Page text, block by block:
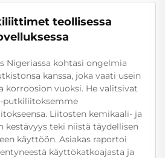
teollisessa
Nigeriassa kohtasi ongelmia
kanssa, joka vaati usein
korroosion vuoksi. He valitsivat
putkiliitoksemme
Liitosten kemikaali- ja
kestävyys teki niistä täydellisen
käyttöön. Asiakas raportoi
käyttökatkoajasta ja